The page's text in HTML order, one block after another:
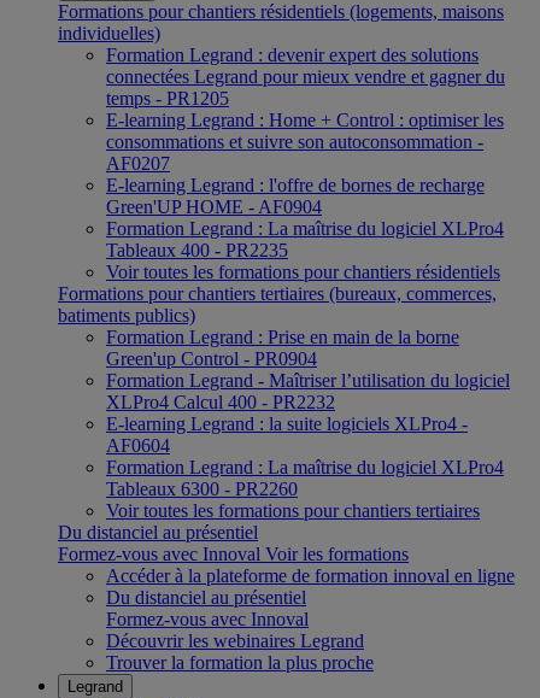
Formations pour chantiers résidentiels (logements, maisons
individuelles)
Formation Legrand : devenir expert des solutions
connectées Legrand pour mieux vendre et gagner du
temps - PR1205
E-learning Legrand : Home + Control : optimiser les
consommations et suivre son autoconsommation -
AF0207
E-learning Legrand : l'offre de bornes de recharge
Green'UP HOME - AF0904
Formation Legrand : La maîtrise du logiciel XLPro4
Tableaux 400 - PR2235
Voir toutes les formations pour chantiers résidentiels
Formations pour chantiers tertiaires (bureaux, commerces,
batiments publics)
Formation Legrand : Prise en main de la borne
Green'up Control - PR0904
Formation Legrand - Maîtriser l’utilisation du logiciel
XLPro4 Calcul 400 - PR2232
E-learning Legrand : la suite logiciels XLPro4 -
AF0604
Formation Legrand : La maîtrise du logiciel XLPro4
Tableaux 6300 - PR2260
Voir toutes les formations pour chantiers tertiaires
Du distanciel au présentiel
Formez-vous avec Innoval Voir les formations
Accéder à la plateforme de formation innoval en ligne
Du distanciel au présentiel
Formez-vous avec Innoval
Découvrir les webinaires Legrand
Trouver la formation la plus proche
Legrand